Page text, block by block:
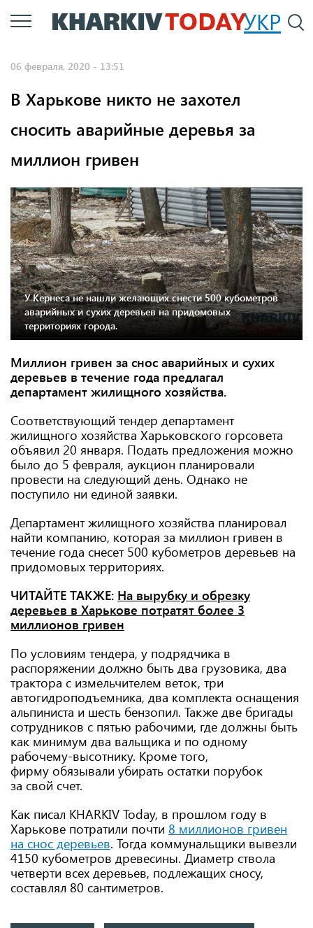
Перейти
к
УКР
06 февраля, 2020 - 13:51
В Харькове никто не захотел
сносить аварийные деревья за
миллион гривен
У Кернеса не нашли желающих снести 500 кубометров
аварийных и сухих деревьев на придомовых
территориях города.
Миллион гривен за снос аварийных и сухих
деревьев в течение года предлагал
департамент жилищного хозяйства.
Соответствующий тендер департамент
жилищного хозяйства Харьковского горсовета
объявил 20 января. Подать предложения можно
было до 5 февраля, аукцион планировали
провести на следующий день. Однако не
поступило ни единой заявки.
Департамент жилищного хозяйства планировал
найти компанию, которая за миллион гривен в
течение года снесет 500 кубометров деревьев на
придомовых территориях.
ЧИТАЙТЕ ТАКЖЕ: На вырубку и обрезку
деревьев в Харькове потратят более 3
миллионов гривен
По условиям тендера, у подрядчика в
распоряжении должно быть два грузовика, два
трактора с измельчителем веток, три
автогидроподъемника, два комплекта оснащения
альпиниста и шесть бензопил. Также две бригады
сотрудников с пятью рабочими, где должны быть
как минимум два вальщика и по одному
рабочему-высотнику. Кроме того,
фирму обязывали убирать остатки порубок
за свой счет.
Как писал KHARKIV Today, в прошлом году в
Харькове потратили почти 8 миллионов гривен
на снос деревьев. Тогда коммунальщики вывезли
4150 кубометров древесины. Диаметр ствола
четверти всех деревьев, подлежащих сносу,
составлял 80 сантиметров.